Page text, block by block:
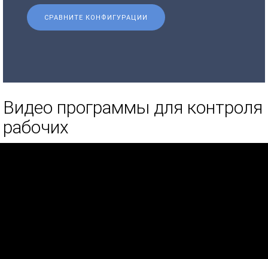
СРАВНИТЕ КОНФИГУРАЦИИ
Видео программы для контроля
рабочих